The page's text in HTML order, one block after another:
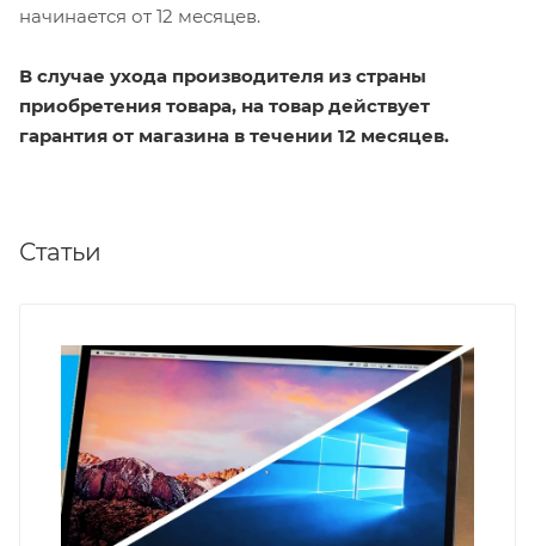
начинается от 12 месяцев.
В случае ухода производителя из страны
приобретения товара, на товар действует
гарантия от магазина в течении 12 месяцев.
Статьи